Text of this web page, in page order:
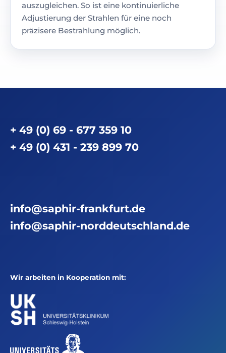
auszugleichen. So ist eine kontinuierliche
Adjustierung der Strahlen für eine noch
präzisere Bestrahlung möglich.
+ 49 (0) 69 - 677 359 10
+ 49 (0) 431 - 239 899 70
info@saphir-frankfurt.de
info@saphir-norddeutschland.de
Wir arbeiten in Kooperation mit: